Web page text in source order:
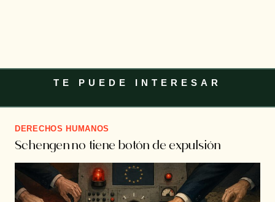
TE PUEDE INTERESAR
DERECHOS HUMANOS
Schengen no tiene botón de expulsión